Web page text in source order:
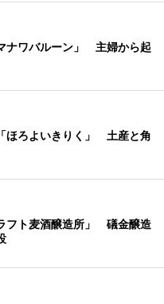
ナワバルーン」 主婦から起
ほろよいきりく」 土産と角
フト麦酒醸造所」 礒金醸造